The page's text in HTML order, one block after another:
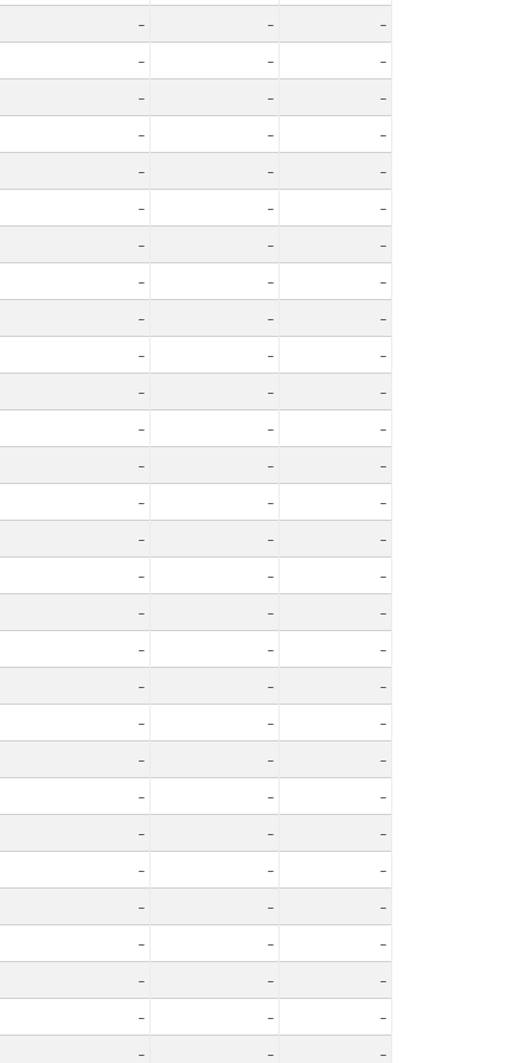
- -
-
- -
-
- -
-
- -
-
- -
-
- -
-
- -
-
- -
-
- -
-
- -
-
- -
-
- -
-
- -
-
- -
-
- -
-
- -
-
- -
-
- -
-
- -
-
- -
-
- -
-
- -
-
- -
-
- -
-
- -
-
- -
-
- -
-
- -
-
- -
-